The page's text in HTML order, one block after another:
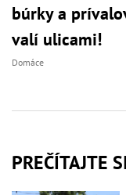
búrky a
valí ulicami!
Domáce
PREČÍTAJTE